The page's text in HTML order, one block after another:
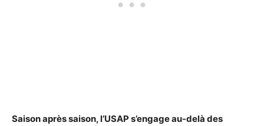
Saison après saison, l’USAP s’engage au-delà des